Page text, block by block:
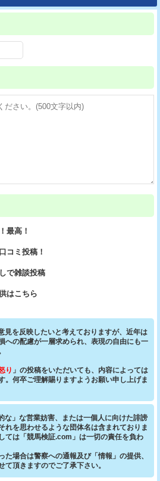
最高！
コミ投稿！
で雑談投稿
はこちら
見を反映したいと考えておりますが、近年は
への配慮が一層求められ、表現の自由にも一
り 」の投稿をいただいても、内容によっては
。何卒ご理解賜りますようお願い申し上げま
な」な営業妨害、または一個人に向けた誹謗
れを思わせるような団体名は含まれておりま
ては「競馬検証.com」は一切の責任を負わ
場合は警察への通報及び「情報」の提供、
頂きますのでご了承下さい。